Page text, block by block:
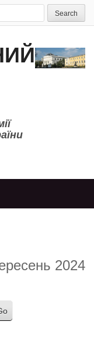
2024